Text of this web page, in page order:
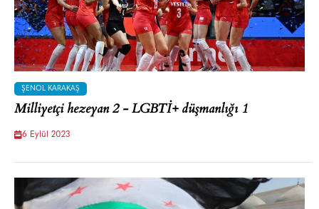
ŞENOL KARAKAŞ
Milliyetçi hezeyan 2 - LGBTİ+ düşmanlığı 1
6 Eylül 2023